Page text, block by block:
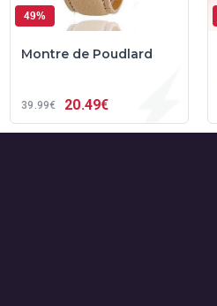
49%
Montre de Poudlard
39 99€ 20 49€